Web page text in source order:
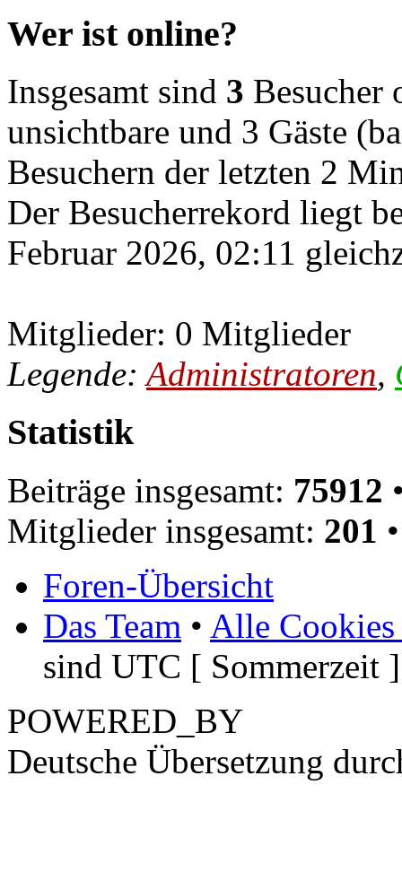
Wer ist online?
Insgesamt sind 3 Besucher
unsichtbare und 3 Gäste
Besuchern der letzten 2
Der Besucherrekord liegt
Februar 2026, 02:11
Mitglieder: 0 Mitglieder
Legende:Administratoren,
Statistik
Beiträge insgesamt: 75912
Mitglieder insgesamt: 201
Foren-Übersicht
Das Team • Alle Cookies
sind UTC [ Sommerzeit ]
POWERED_BY
Deutsche Übersetzung